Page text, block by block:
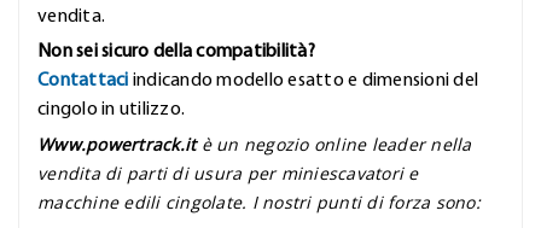
vendita.
Non sei sicuro della compatibilità?
Contattaci indicando modello esatto e dimensioni del
cingolo in utilizzo.
Www.powertrack.it è un negozio online leader nella
vendita di parti di usura per miniescavatori e
macchine edili cingolate. I nostri punti di forza sono: